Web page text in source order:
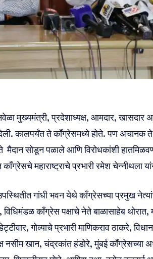
मुख्यमंत्री, प्रदेशाध्यक्ष, आमदार, खासदार
कालपर्यंत ते काँग्रेसमध्ये होते. पण अचानक
सोडून पळाले आणि विरोधकांशी
महाराष्ट्राचे प्रभारी रमेश चेन्नीथला
गांधी भवन येथे काँग्रेसच्या प्रमुख
विधिमंडळ काँग्रेस पक्षाचे नेते बाळासाहेब
गोव्याचे प्रभारी माणिकराव ठाकरे,
नसीम खान, चंद्रकांत हंडोरे, मुंबई काँग्रेसच्या